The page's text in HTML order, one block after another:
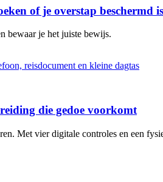
of je overstap beschermd is
bewaar je het juiste bewijs.
die gedoe voorkomt
Met vier digitale controles en een